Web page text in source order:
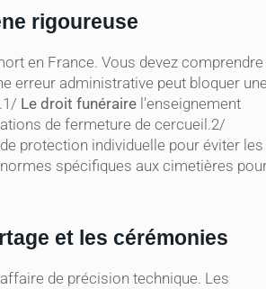
rigoureuse
en France. Vous devez comprendre
erreur administrative peut bloquer une
Le droit funéraire l’enseignement
de fermeture de cercueil.2/
protection individuelle pour éviter les
spécifiques aux cimetières
et les cérémonies
de précision technique. Les